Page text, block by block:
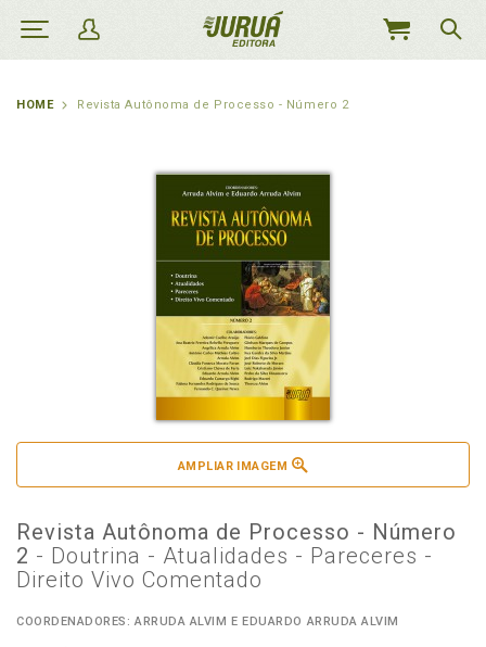
MEU
HOME Revista Autônoma de Processo - Número 2
AMPLIAR IMAGEM
Revista Autônoma de Processo - Número
2 - Doutrina - Atualidades - Pareceres -
Direito Vivo Comentado
COORDENADORES: ARRUDA ALVIM E EDUARDO ARRUDA ALVIM